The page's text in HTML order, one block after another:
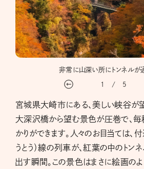
非常に山深い所にトンネルが
1 / 5
宮城県大崎市にある、美しい峡谷が
大深沢橋から望む景色が圧巻で、
かりができます。人々のお目当ては、
うとう）線の列車が、紅葉の中のトン
出す瞬間。この景色はまさに絵画の